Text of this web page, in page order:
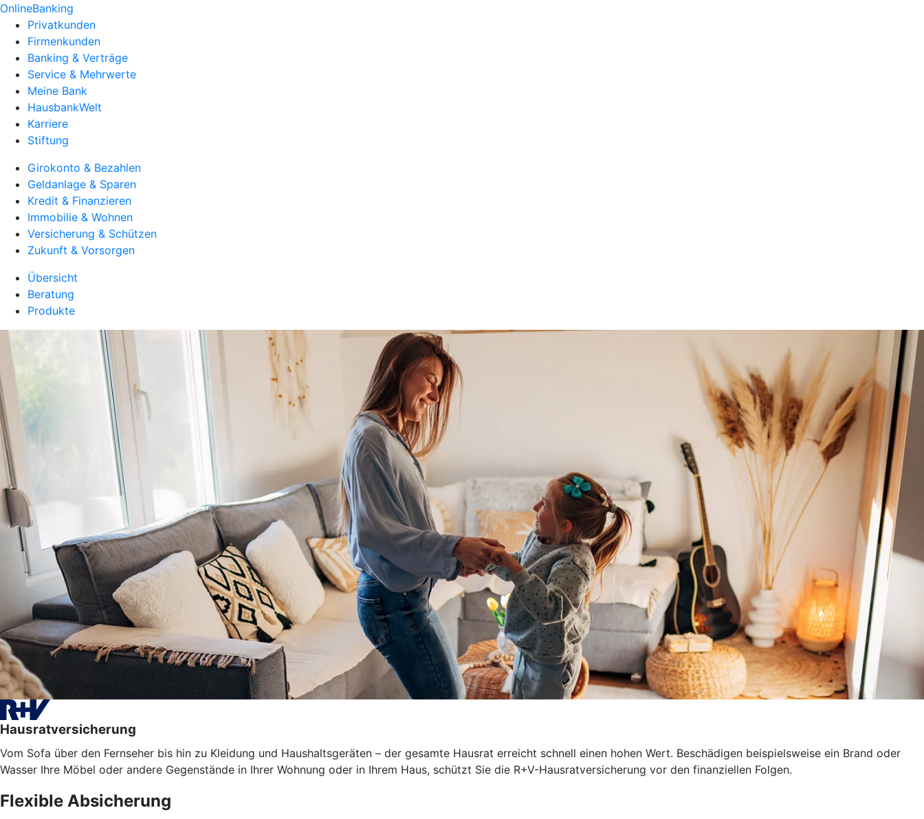
OnlineBanking
Privatkunden
Firmenkunden
Banking & Verträge
Service & Mehrwerte
Meine Bank
HausbankWelt
Karriere
Stiftung
Girokonto & Bezahlen
Geldanlage & Sparen
Kredit & Finanzieren
Immobilie & Wohnen
Versicherung & Schützen
Zukunft & Vorsorgen
Übersicht
Beratung
Produkte
Hausratversicherung
Vom Sofa über den Fernseher bis hin zu Kleidung und Haushaltsgeräten – der gesamte Hausrat erreicht schnell einen hohen Wert. Beschädigen beispielsweise ein Brand oder
Wasser Ihre Möbel oder andere Gegenstände in Ihrer Wohnung oder in Ihrem Haus, schützt Sie die R+V-Hausratversicherung vor den finanziellen Folgen.
Flexible Absicherung